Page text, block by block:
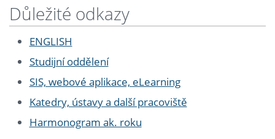
Důležité odkazy
ENGLISH
Studijní oddělení
SIS, webové aplikace, eLearning
Katedry, ústavy a další pracoviště
Harmonogram ak. roku